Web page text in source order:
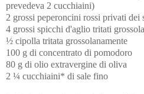
prevedeva 2 cucchiaini)
2 grossi peperoncini rossi privati dei
4 grossi spicchi d'aglio tritati
½ cipolla tritata grossolanamente
100 g di concentrato di pomodoro
80 g di olio extravergine di oliva
2 ¼ cucchiaini* di sale fino